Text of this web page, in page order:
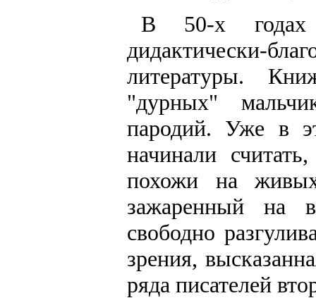
В 50-х годах
дидактически-
литературы.
"дурных"
пародий. Уже в
начинали
похожи на
зажаренный на
свободно
зрения,
ряда писателей